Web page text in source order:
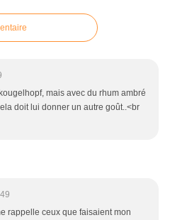
mais avec du rhum ambré
doit lui donner un autre goût..<br
rappelle ceux que faisaient mon